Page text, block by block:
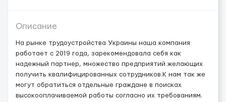
Описание
На рынке трудоустройства Украины наша компания
работает с 2019 года, зарекомендовала себя как
надежный партнер, множество предприятий желающих
получить квалифицированных сотрудников.К нам так же
могут обратиться отдельные граждане в поисках
высокооплачиваемой работы согласно их требованиям.